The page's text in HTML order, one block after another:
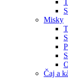
Misky
Čaj a